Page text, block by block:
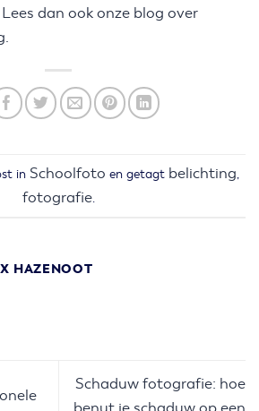
Lees dan ook onze blog over
in Schoolfoto en getagt belichting,
fotografie.
HAZENOOT
Schaduw fotografie: hoe